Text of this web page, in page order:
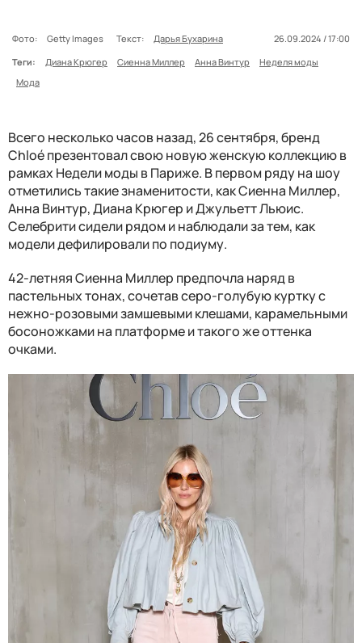
Фото: Getty Images Текст: Дарья Бухарина
26.09.2024 / 17:00
Теги:
Диана Крюгер Сиенна Миллер Анна Винтур
Неделя моды
Мода
Всего несколько часов назад, 26 сентября, бренд
Chloé презентовал свою новую женскую коллекцию в
рамках Недели моды в Париже. В первом ряду на шоу
отметились такие знаменитости, как Сиенна Миллер,
Анна Винтур, Диана Крюгер и Джульетт Льюис.
Селебрити сидели рядом и наблюдали за тем, как
модели дефилировали по подиуму.
42-летняя Сиенна Миллер предпочла наряд в
пастельных тонах, сочетав серо-голубую куртку с
нежно-розовыми замшевыми клешами, карамельными
босоножками на платформе и такого же оттенка
очками.